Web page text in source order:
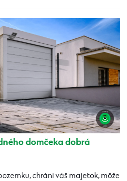
domčeka dobrá
chráni váš majetok, môže